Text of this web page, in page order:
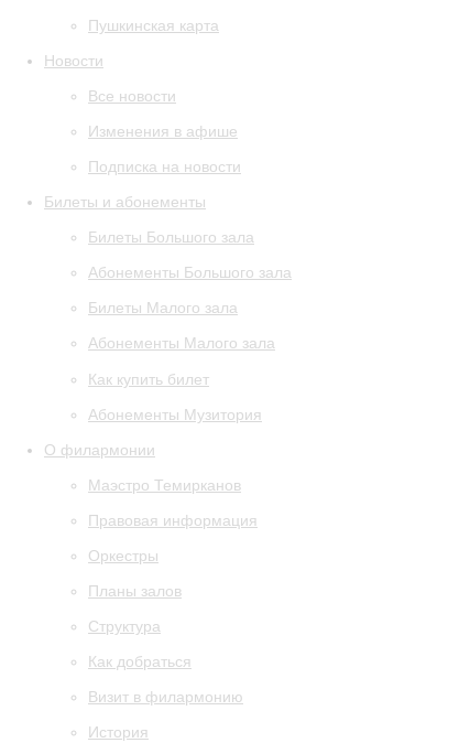
Пушкинская карта
Новости
Все новости
Изменения в афише
Подписка на новости
Билеты и абонементы
Билеты Большого зала
Абонементы Большого зала
Билеты Малого зала
Абонементы Малого зала
Как купить билет
Абонементы Музитория
О филармонии
Маэстро Темирканов
Правовая информация
Оркестры
Планы залов
Структура
Как добраться
Визит в филармонию
История